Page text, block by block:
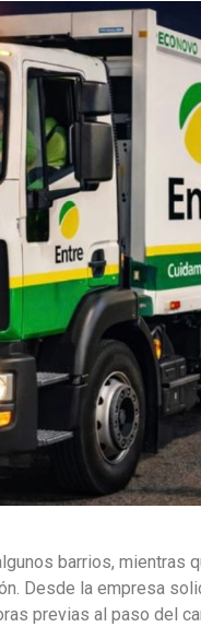
barrios, mientras
Desde la empresa
previas al paso del